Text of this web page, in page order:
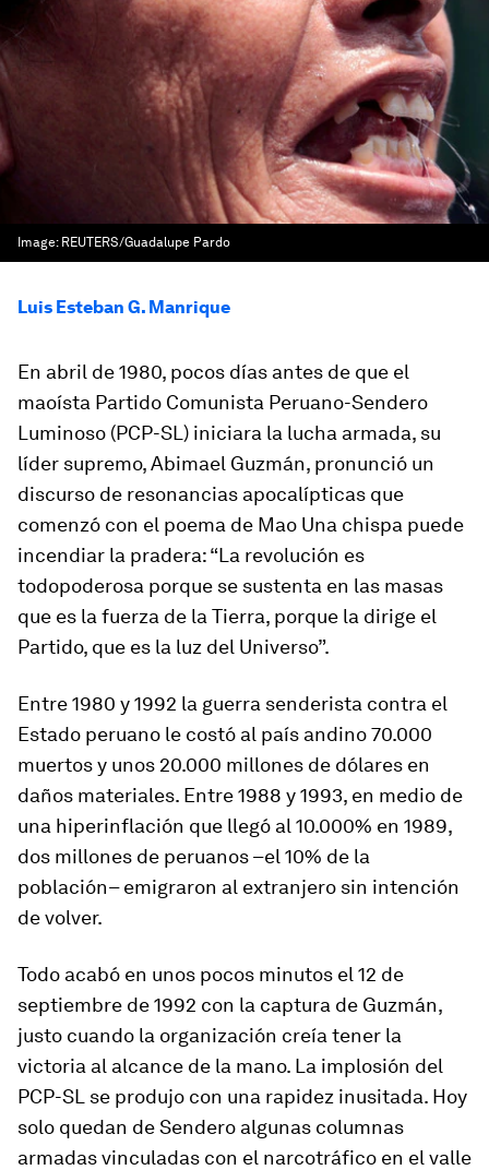
Image: REUTERS/Guadalupe Pardo
Luis Esteban G. Manrique
En abril de 1980, pocos días antes de que el
maoísta Partido Comunista Peruano-Sendero
Luminoso (PCP-SL) iniciara la lucha armada, su
líder supremo, Abimael Guzmán, pronunció un
discurso de resonancias apocalípticas que
comenzó con el poema de Mao Una chispa puede
incendiar la pradera: “La revolución es
todopoderosa porque se sustenta en las masas
que es la fuerza de la Tierra, porque la dirige el
Partido, que es la luz del Universo”.
Entre 1980 y 1992 la guerra senderista contra el
Estado peruano le costó al país andino 70.000
muertos y unos 20.000 millones de dólares en
daños materiales. Entre 1988 y 1993, en medio de
una hiperinflación que llegó al 10.000% en 1989,
dos millones de peruanos –el 10% de la
población– emigraron al extranjero sin intención
de volver.
Todo acabó en unos pocos minutos el 12 de
septiembre de 1992 con la captura de Guzmán,
justo cuando la organización creía tener la
victoria al alcance de la mano. La implosión del
PCP-SL se produjo con una rapidez inusitada. Hoy
solo quedan de Sendero algunas columnas
armadas vinculadas con el narcotráfico en el valle